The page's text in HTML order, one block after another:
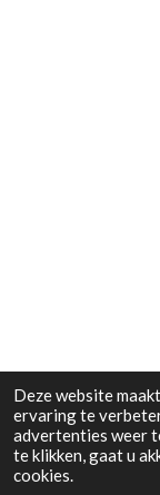
Deze website
ervaring te
advertenties weer
te klikken, gaat u
cookies.